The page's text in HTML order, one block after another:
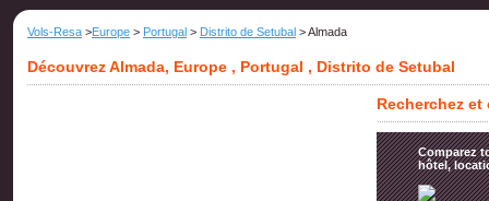
Vols-Resa >Europe > Portugal > Distrito de Setubal > Almada
Découvrez Almada, Europe , Portugal , Distrito de Setubal
Recherchez
Comparez
hôtel,